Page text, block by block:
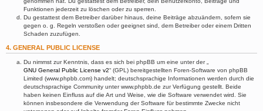
Funktionen jederzeit zu löschen oder zu sperren.
Du gestattest dem Betreiber darüber hinaus, deine Beiträge abzuändern, sofern sie
gegen o. g. Regeln verstoßen oder geeignet sind, dem Betreiber oder einem Dritten
Schaden zuzufügen.
4. GENERAL PUBLIC LICENSE
Du nimmst zur Kenntnis, dass es sich bei phpBB um eine unter der „
GNU General Public License v2“ (GPL) bereitgestellten Foren-Software von phpBB
Limited (www.phpbb.com) handelt; deutschsprachige Informationen werden durch die
deutschsprachige Community unter www.phpbb.de zur Verfügung gestellt. Beide
haben keinen Einfluss auf die Art und Weise, wie die Software verwendet wird. Sie
können insbesondere die Verwendung der Software für bestimmte Zwecke nicht